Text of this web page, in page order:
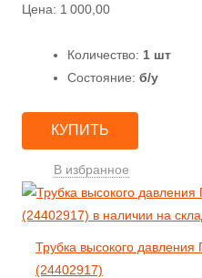
Цена: 1 000,00
Количество: 1 шт
Состояние: б/у
КУПИТЬ
В избранное
Трубка высокого
(24402917)